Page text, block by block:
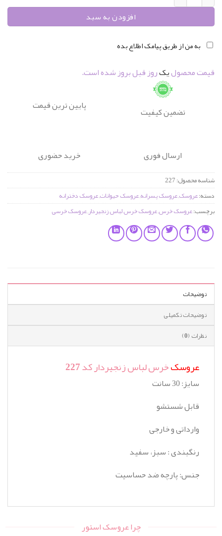
افزودن به سبد
به من از طریق پیامک اطلاع بده
قیمت محصولیکروز قبل بروز شده است.
تضمین کیفیت پایین ترین قیمت
ارسال فوری خرید حضوری
شناسه محصول:227
دسته:عروسک,عروسک پسرانه,عروسک حیوانات,عروسک دخترانه
برچسب:عروسک خرس,عروسک خرس لباس زنجیردار,عروسک خرسی
توضیحات
توضیحات تکمیلی
نظرات (0)
عروسکخرس لباس زنجیردار کد 227
سایز: 30 سانت
قابل شستشو
وارداتی و خارجی
رنگبندی : سبز، سفید
جنس: پارچه ضد حساسیت
چرا عروسک استور